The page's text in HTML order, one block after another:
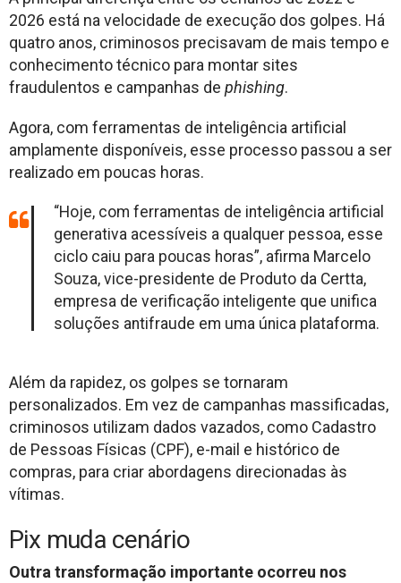
2026 está na velocidade de execução dos golpes. Há
quatro anos, criminosos precisavam de mais tempo e
conhecimento técnico para montar sites
fraudulentos e campanhas de phishing.
Agora, com ferramentas de inteligência artificial
amplamente disponíveis, esse processo passou a ser
realizado em poucas horas.
“Hoje, com ferramentas de inteligência artificial
generativa acessíveis a qualquer pessoa, esse
ciclo caiu para poucas horas”, afirma Marcelo
Souza, vice-presidente de Produto da Certta,
empresa de verificação inteligente que unifica
soluções antifraude em uma única plataforma.
Além da rapidez, os golpes se tornaram
personalizados. Em vez de campanhas massificadas,
criminosos utilizam dados vazados, como Cadastro
de Pessoas Físicas (CPF), e-mail e histórico de
compras, para criar abordagens direcionadas às
vítimas.
Pix muda cenário
Outra transformação importante ocorreu nos